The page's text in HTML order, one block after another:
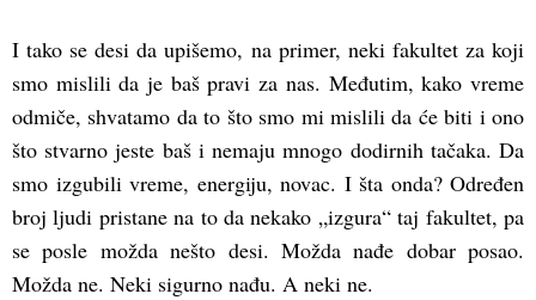
I tako se desi da upišemo, na primer, neki fakultet za koji
smo mislili da je baš pravi za nas. Međutim, kako vreme
odmiče, shvatamo da to što smo mi mislili da će biti i ono
što stvarno jeste baš i nemaju mnogo dodirnih tačaka. Da
smo izgubili vreme, energiju, novac. I šta onda? Određen
broj ljudi pristane na to da nekako „izgura“ taj fakultet, pa
se posle možda nešto desi. Možda nađe dobar posao.
Možda ne. Neki sigurno nađu. A neki ne.